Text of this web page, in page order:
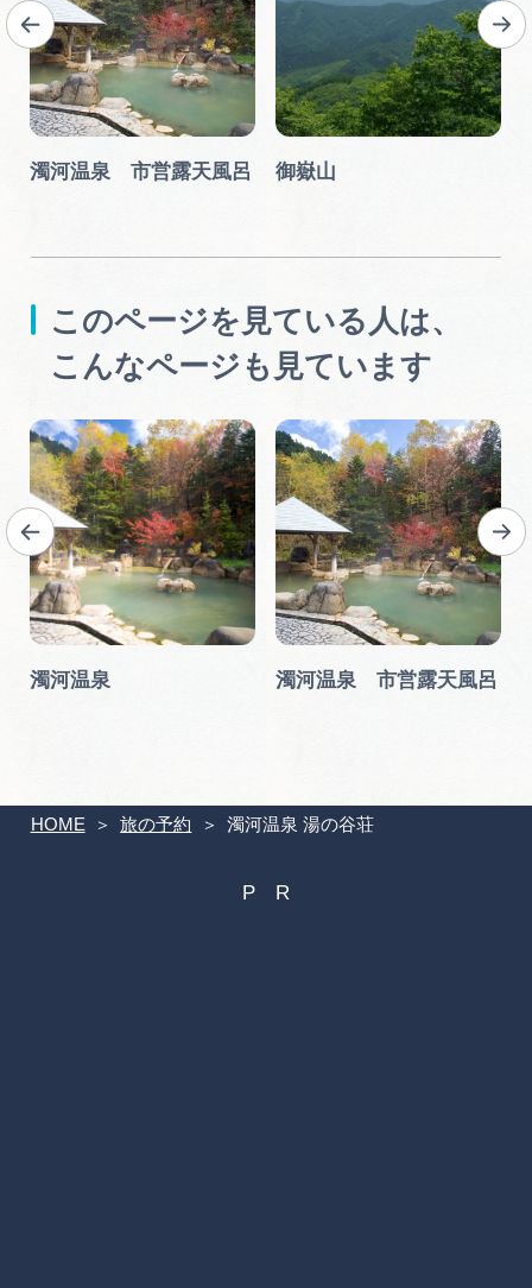
HOME 旅の予約 濁河温泉 湯の谷荘
濁河温泉 市営露天風呂 御嶽山
このページを見ている人は、
こんなページも見ています
濁河温泉 濁河温泉 市営露天風呂